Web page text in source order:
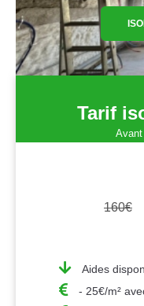
Tarif
160€
Aides
- 25€/m²